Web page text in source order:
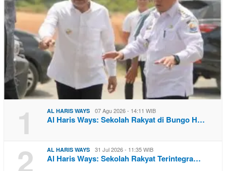
1 AL HARIS WAYS 07 Agu 2026 - 14:11 WIB
Al Haris Ways: Sekolah Rakyat di Bungo H…
2 AL HARIS WAYS 31 Jul 2026 - 11:35 WIB
Al Haris Ways: Sekolah Rakyat Terintegra…